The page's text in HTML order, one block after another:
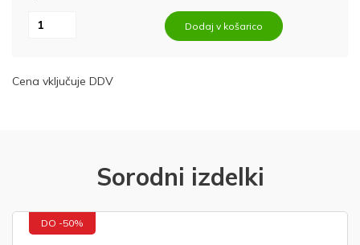
Dodaj v košarico
Cena vključuje DDV
Sorodni izdelki
DO -50%